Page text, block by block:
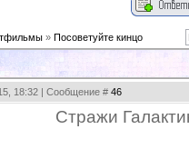
» Посоветуйте кинцо
18:32 | Сообщение # 46
Стражи